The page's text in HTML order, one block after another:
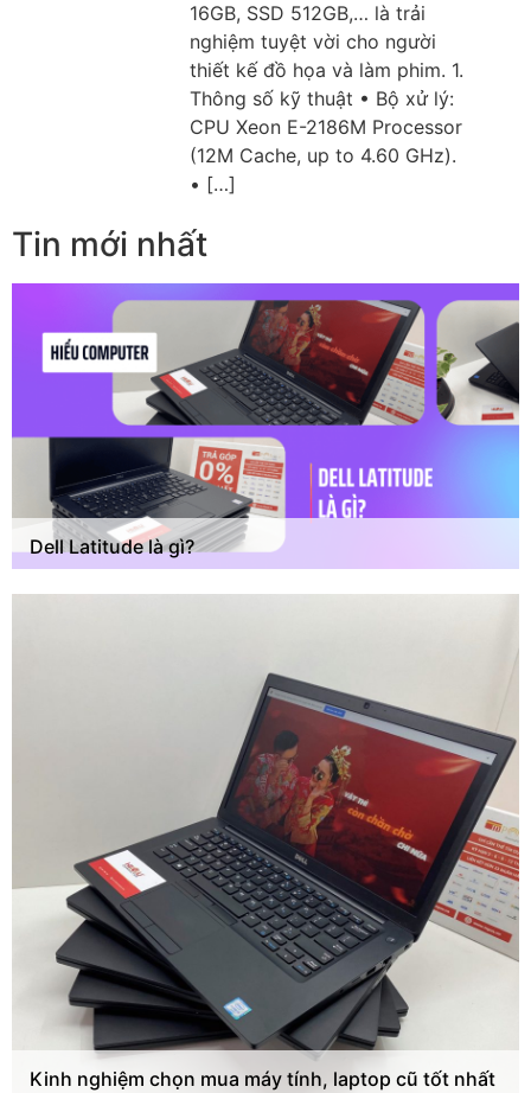
16GB, SSD 512GB,… là trải
nghiệm tuyệt vời cho người
thiết kế đồ họa và làm phim. 1.
Thông số kỹ thuật • Bộ xử lý:
CPU Xeon E-2186M Processor
(12M Cache, up to 4.60 GHz).
• […]
Tin mới nhất
Dell Latitude là gì?
Kinh nghiệm chọn mua máy tính, laptop cũ tốt nhất